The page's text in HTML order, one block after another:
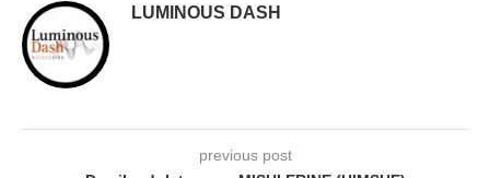
LUMINOUS DASH
previous post